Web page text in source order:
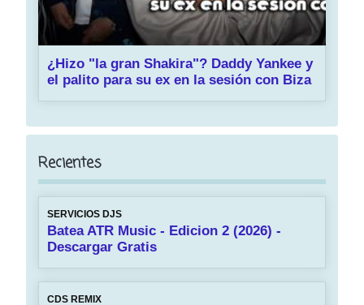
¿Hizo "la gran Shakira"? Daddy Yankee y
el palito para su ex en la sesión con Biza
Recientes
SERVICIOS DJS
Batea ATR Music - Edicion 2 (2026) -
Descargar Gratis
CDS REMIX